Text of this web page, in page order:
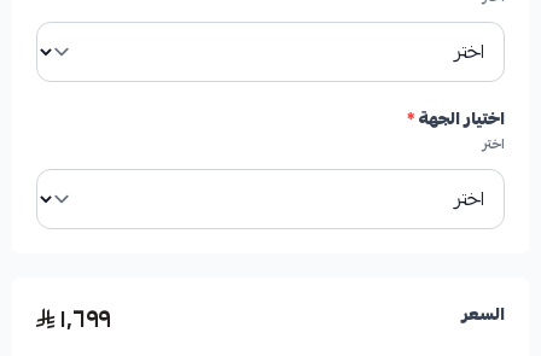
✓تساهم في تبريد الهوب ومنظومة الفرامل بشكل عام
عبر فتحات التهوية والتخاريم.
لضمان أداء مستمر.
اختيار الجهة*
اختر
السعر ١٬٦٩٩